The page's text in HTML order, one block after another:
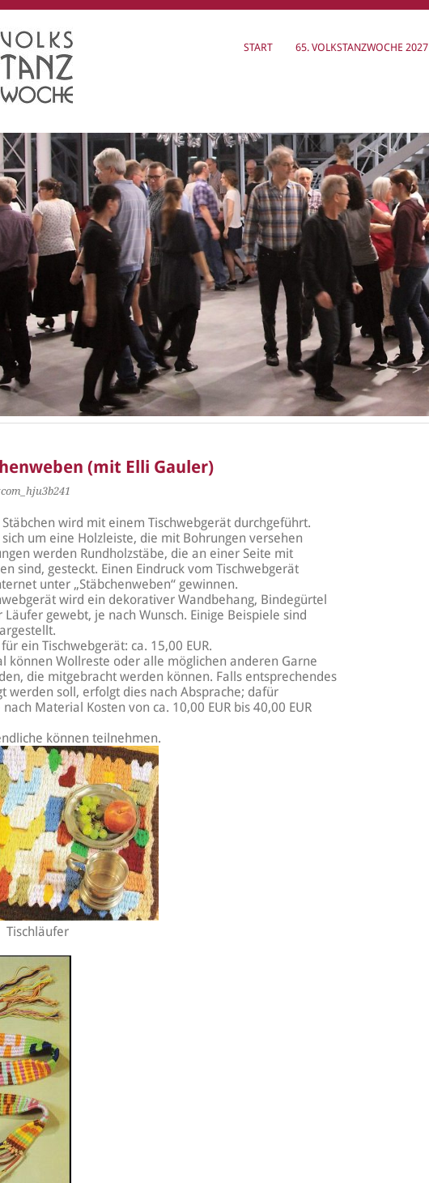
START 65. VOLKSTANZWOCHE 2027
(mit Elli Gauler)
wird mit einem Tischwebgerät durchgeführt.
um eine Holzleiste, die mit Bohrungen versehen
werden Rundholzstäbe, die an einer Seite mit
sind, gesteckt. Einen Eindruck vom Tischwebgerät
unter „Stäbchenweben“ gewinnen.
wird ein dekorativer Wandbehang, Bindegürtel
gewebt, je nach Wunsch. Einige Beispiele sind
ein Tischwebgerät: ca. 15,00 EUR.
können Wollreste oder alle möglichen anderen Garne
die mitgebracht werden können. Falls entsprechendes
werden soll, erfolgt dies nach Absprache; dafür
Material Kosten von ca. 10,00 EUR bis 40,00 EUR
können teilnehmen.
Tischläufer